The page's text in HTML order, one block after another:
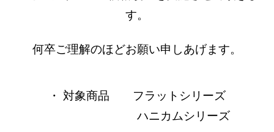
す。
何卒ご理解のほどお願い申しあげます。
・ 対象商品 フラットシリーズ
ハニカムシリーズ